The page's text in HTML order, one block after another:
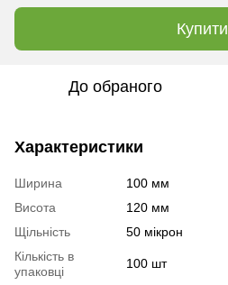
Купити
До обраного
Характеристики
Ширина
100 мм
Висота
120 мм
Щільність
50 мікрон
Кількість в
упаковці
100 шт